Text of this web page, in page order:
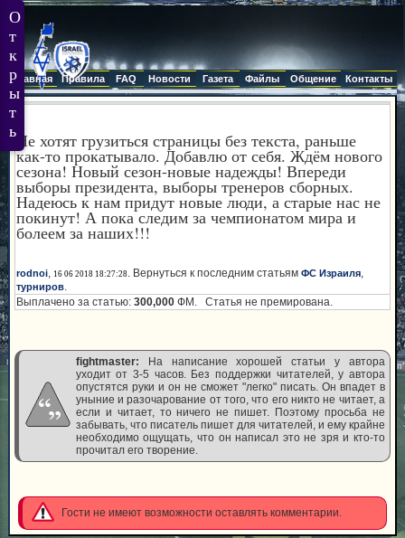
Главная Правила FAQ Новости Газета Файлы Общение Контакты
Не хотят грузиться страницы без текста, раньше
как-то прокатывало. Добавлю от себя. Ждём нового
сезона! Новый сезон-новые надежды! Впереди
выборы президента, выборы тренеров сборных.
Надеюсь к нам придут новые люди, а старые нас не
покинут! А пока следим за чемпионатом мира и
болеем за наших!!!
rodnoi, 16 06 2018 18:27:28 . Вернуться к последним статьям ФС Израиля,
турниров.
Выплачено за статью: 300,000ФМ. Статья не премирована.
fightmaster: На написание хорошей статьи у автора
уходит от 3-5 часов. Без поддержки читателей, у автора
опустятся руки и он не сможет "легко" писать. Он впадет в
уныние и разочарование от того, что его никто не читает, а
если и читает, то ничего не пишет. Поэтому просьба не
забывать, что писатель пишет для читателей, и ему крайне
необходимо ощущать, что он написал это не зря и кто-то
прочитал его творение.
Гости не имеют возможности оставлять комментарии.